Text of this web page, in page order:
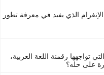
الذي يفيد في معرفة تطور
تواجهها رقمنة اللغة العربية،
على حله؟